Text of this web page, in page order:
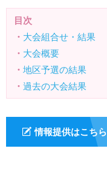
目次
・ 大会組合せ・結果
・ 大会概要
・ 地区予選の結果
・ 過去の大会結果
情報提供はこちら